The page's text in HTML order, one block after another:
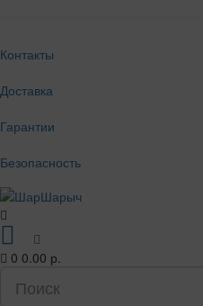
Контакты
Доставка
Гарантии
Безопасность
0 0.00 р.